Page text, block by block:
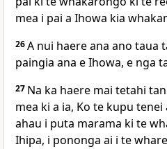
mea i pai a Ihowa kia
26A nui haere ana ano taua
paingia ana e Ihowa, e nga
27 Na ka haere mai tetahi
mea ki a ia, Ko te kupu
ahau i puta marama ki te
Ihipa, i pononga ai i te